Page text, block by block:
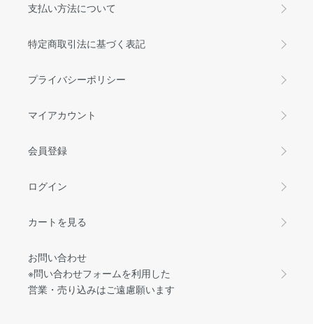
支払い方法について
特定商取引法に基づく表記
プライバシーポリシー
マイアカウント
会員登録
ログイン
カートを見る
お問い合わせ
※問い合わせフォームを利用した
営業・売り込みはご遠慮願います